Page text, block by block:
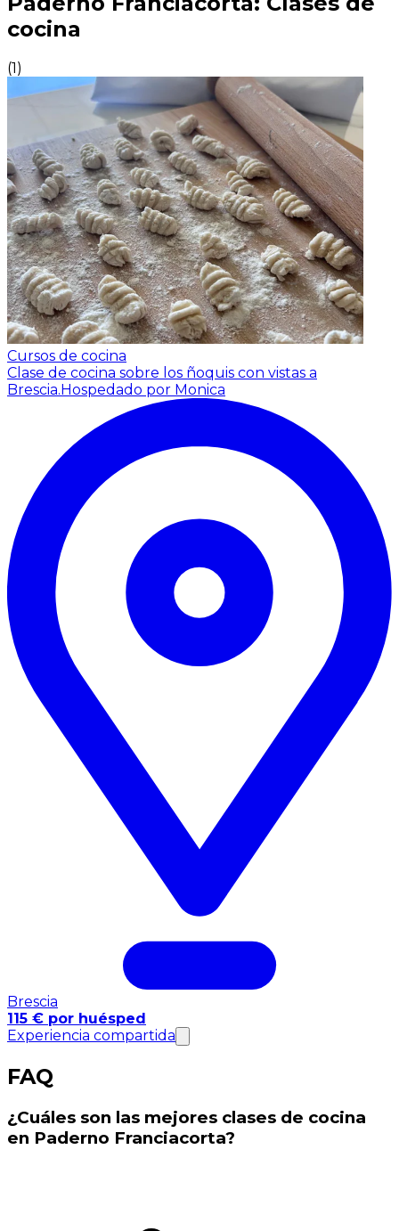
cocina
(1)
Cursos de cocina
Clase de cocina sobre los ñoquis con vistas a
Brescia.Hospedado por Monica
Brescia
115 € por huésped
Experiencia compartida
FAQ
¿Cuáles son las mejores clases de cocina
en Paderno Franciacorta?